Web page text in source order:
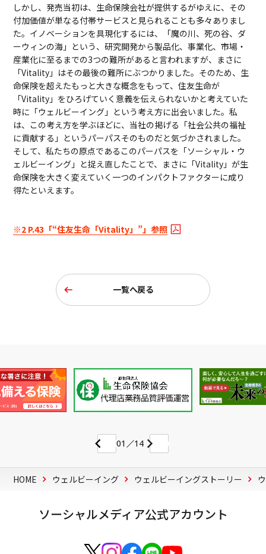
しかし、発売当初は、生命保険会社が提供するがゆえに、その
付加価値が単なる付帯サービスと見られることも多々ありまし
た。イノベーションを具現化するには、「魔の川、死の谷、ダ
ーウィンの海」という、研究開発から製品化、事業化、市場・
産業化に至るまでの3つの難所があると言われますが、まさに
「Vitality」はその最後の難所にぶつかりました。そのため、生
命保険を超えたもっと大きな概念をもって、住友生命が
「Vitality」をひろげていく意義を伝えられないかと考えていた
時に「ウェルビーイング」という考え方に出会いました。私
は、この考え方を学ぶほどに、当社の掲げる「社会公共の福祉
に貢献する」というパーパスそのものだと気づかされました。
そして、私たちの原点であるこのパーパスを「ソーシャル・ウ
ェルビーイング」と捉え直したことで、まさに「Vitality」が生
命保険を大きく変えていく一つのインパクトファクターに成り
得たといえます。
※2 P.43「“住友生命「Vitality」”」参照
一覧へ戻る
01 14
HOME ウェルビーイング ウェルビーイングストーリー
ソーシャルメディア公式アカウント